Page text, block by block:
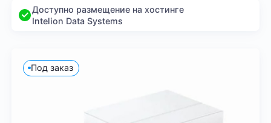
Доступно размещение на хостинге
Intelion Data Systems
Под заказ